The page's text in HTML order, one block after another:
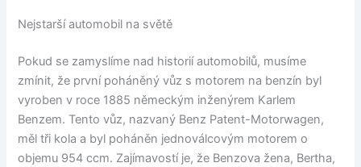
Nejstarší automobil na světě
Pokud se zamyslíme nad historií automobilů, musíme
zmínit, že první poháněný vůz s motorem na benzín byl
vyroben v roce 1885 německým inženýrem Karlem
Benzem. Tento vůz, nazvaný Benz Patent-Motorwagen,
měl tři kola a byl poháněn jednoválcovým motorem o
objemu 954 ccm. Zajímavostí je, že Benzova žena, Bertha,